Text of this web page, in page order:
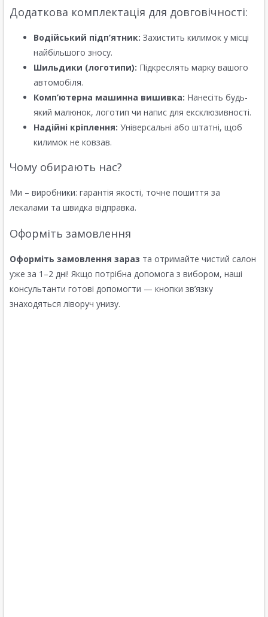
Додаткова комплектація для довговічності:
Водійський підп’ятник: Захистить килимок у місці
найбільшого зносу.
Шильдики (логотипи): Підкреслять марку вашого
автомобіля.
Комп’ютерна машинна вишивка: Нанесіть будь-
який малюнок, логотип чи напис для ексклюзивності.
Надійні кріплення: Універсальні або штатні, щоб
килимок не ковзав.
Чому обирають нас?
Ми – виробники: гарантія якості, точне пошиття за
лекалами та швидка відправка.
Оформіть замовлення
Оформіть замовлення зараз та отримайте чистий салон
уже за 1–2 дні! Якщо потрібна допомога з вибором, наші
консультанти готові допомогти — кнопки зв’язку
знаходяться ліворуч унизу.